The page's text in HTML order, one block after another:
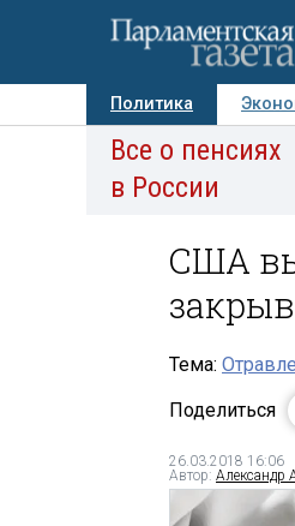
Политика
Авторы Персоны
Все о пенсиях
в России
США
Тема:
Поделиться
26.03.2018 16:06
Автор: Александр